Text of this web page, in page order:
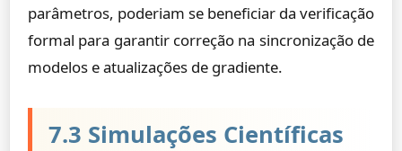
parâmetros, poderiam se beneficiar da verificação
formal para garantir correção na sincronização de
modelos e atualizações de gradiente.
7.3 Simulações Científicas